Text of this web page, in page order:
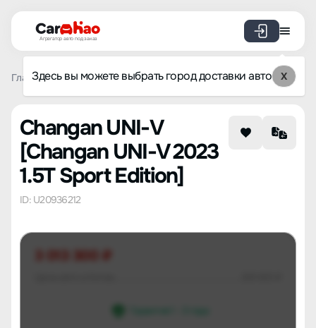
Агрегатор авто под заказ
Здесь вы можете выбрать город доставки авто X
Главная Список брендов Changan UNI-V Changan
Changan UNI-V
[Changan UNI-V 2023
1.5T Sport Edition]
ID: U20936212